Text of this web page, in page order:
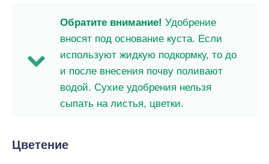
Обратите внимание! Удобрение
вносят под основание куста. Если
используют жидкую подкормку, то до
и после внесения почву поливают
водой. Сухие удобрения нельзя
сыпать на листья, цветки.
Цветение